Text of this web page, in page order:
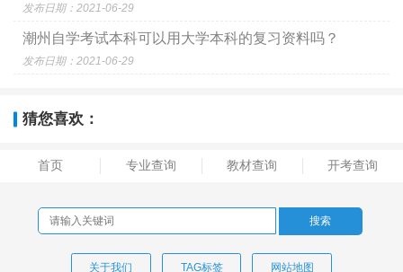
发布日期：2021-06-29
潮州自学考试本科可以用大学本科的复习资料吗？
发布日期：2021-06-29
猜您喜欢：
首页 专业查询 教材查询 开考查询
关于我们 TAG标签 网站地图